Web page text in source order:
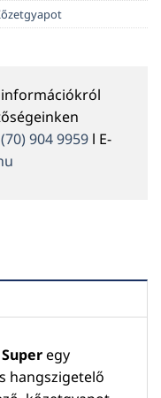
904 9959 l E-
egy
hangszigetelő